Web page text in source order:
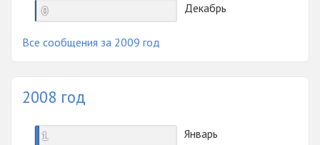
0
Декабрь
Все сообщения за 2009 год
2008 год
1
Январь